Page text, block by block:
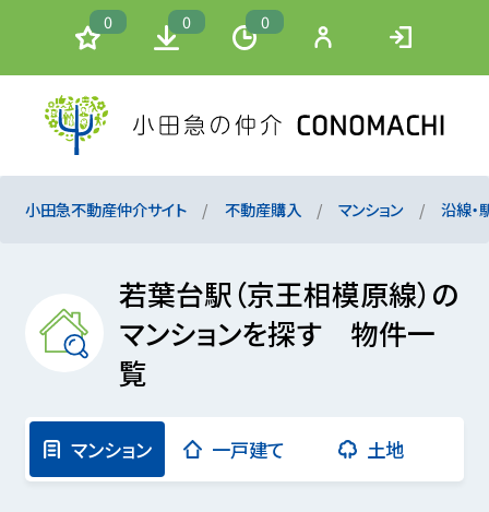
0 0 0
小田急不動産仲介サイト 不動産購入 マンション 沿線・
若葉台駅（京王相模原線）の
マンションを探す 物件一
覧
マンション 一戸建て 土地